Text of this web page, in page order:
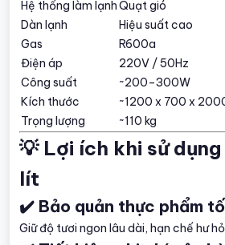
Hệ thống làm lạnhQuạt gió
Dàn lạnh
Hiệu suất cao
Gas
R600a
Điện áp
220V / 50Hz
Công suất
~200–300W
Kích thước
~1200 x 700 x
Trọng lượng
~110 kg
💡 Lợi ích khi sử
lít
✔️ Bảo quản thực phẩm
Giữ độ tươi ngon lâu dài, hạn chế hư